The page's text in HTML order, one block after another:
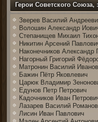
Герои Советского
Зверев Василий
Волошин Александр
Степанищев Михаил
Никитин Арсений
Наконечников Александр
Нагорный Григорий
Матронин Василий
Бажин Пётр Яковлевич
Царюк Владимир
Едунов Петр Петрович
Кадочников Иван
Лазарев Василий
Лисин Иван Павлович